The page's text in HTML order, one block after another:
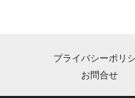
プライバシーポリ
お問合せ